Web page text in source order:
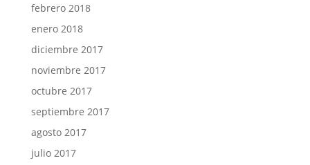
febrero 2018
enero 2018
diciembre 2017
noviembre 2017
octubre 2017
septiembre 2017
agosto 2017
julio 2017